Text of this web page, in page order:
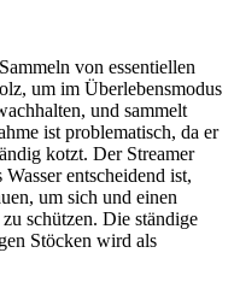
von essentiellen
um im Überlebensmodus
und sammelt
ist problematisch, da er
kotzt. Der Streamer
entscheidend ist,
um sich und einen
schützen. Die ständige
Stöcken wird als